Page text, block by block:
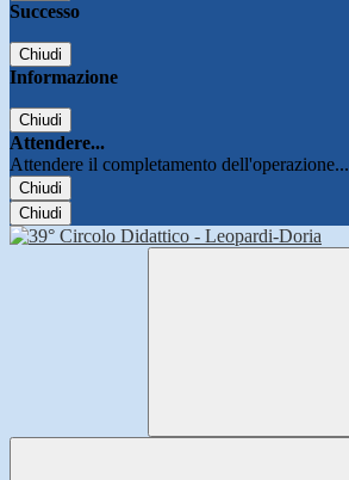
Successo
Chiudi
Informazione
Chiudi
Attendere...
Attendere il completamento dell'operazione...
Chiudi
Chiudi